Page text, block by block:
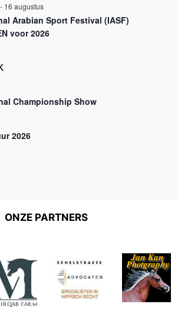
16 augustus
Arabian Sport Festival (IASF)
voor 2026
Championship Show
2026
ONZE PARTNERS